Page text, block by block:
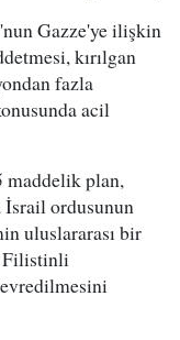
Gazze'ye ilişkin
kırılgan
fazla
acil
maddelik plan,
İsrail ordusunun
uluslararası bir
Filistinli